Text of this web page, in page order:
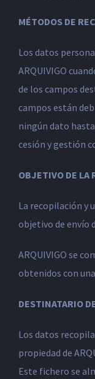
MÉTODOS DE
Los datos
ARQUIVIGO
de los campos
campos están
ningún dato
cesión y gestión
OBJETIVO DE LA
La recopilación y
objetivo de envío
ARQUIVIGO se
obtenidos con
DESTINATARIO
Los datos
propiedad de
Este fichero se